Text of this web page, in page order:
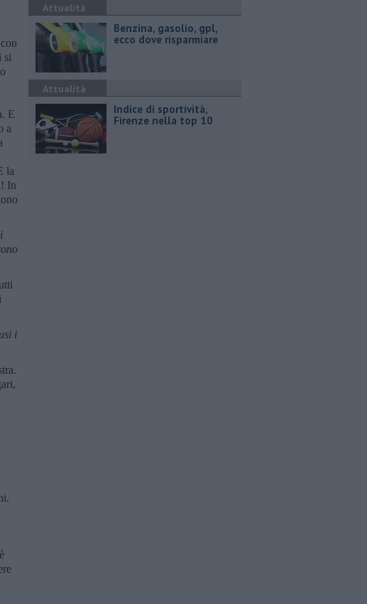
si
E
a
la
In
i
Attualità
​Benzina, gasolio, gpl,
ecco dove risparmiare
Attualità
Indice di sportività,
Firenze nella top 10